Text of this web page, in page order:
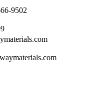
9502